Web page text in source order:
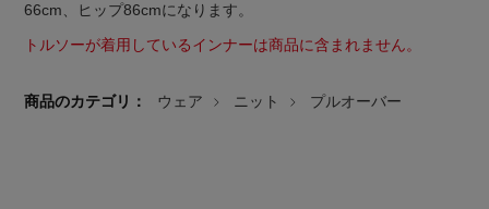
66cm、ヒップ86cmになります。
トルソーが着用しているインナーは商品に含まれません。
商品のカテゴリ： ウェア ニット プルオーバー